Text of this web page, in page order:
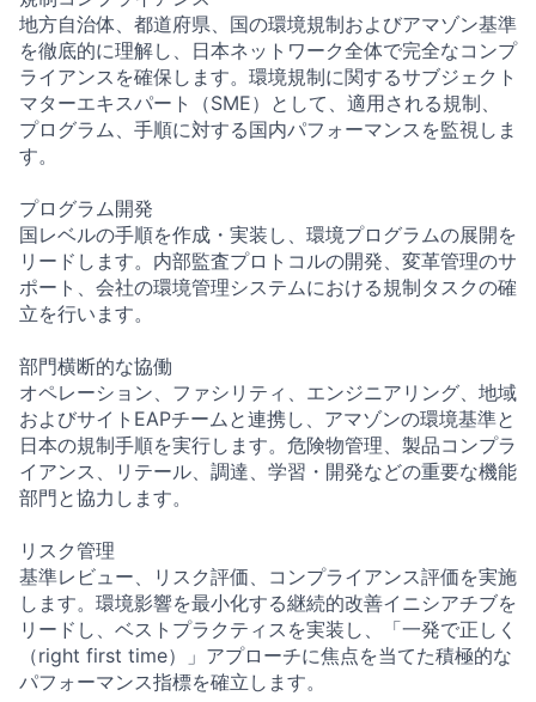
地方自治体、都道府県、国の環境規制およびアマゾン基準
を徹底的に理解し、日本ネットワーク全体で完全なコンプ
ライアンスを確保します。環境規制に関するサブジェクト
マターエキスパート（SME）として、適用される規制、
プログラム、手順に対する国内パフォーマンスを監視しま
す。
プログラム開発
国レベルの手順を作成・実装し、環境プログラムの展開を
リードします。内部監査プロトコルの開発、変革管理のサ
ポート、会社の環境管理システムにおける規制タスクの確
立を行います。
部門横断的な協働
オペレーション、ファシリティ、エンジニアリング、地域
およびサイトEAPチームと連携し、アマゾンの環境基準と
日本の規制手順を実行します。危険物管理、製品コンプラ
イアンス、リテール、調達、学習・開発などの重要な機能
部門と協力します。
リスク管理
基準レビュー、リスク評価、コンプライアンス評価を実施
します。環境影響を最小化する継続的改善イニシアチブを
リードし、ベストプラクティスを実装し、「一発で正しく
（right first time）」アプローチに焦点を当てた積極的な
パフォーマンス指標を確立します。